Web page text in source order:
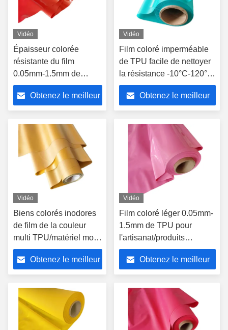
Vidéo
Épaisseur colorée
résistante du film
0.05mm-1.5mm de
l'hydrolyse TPU pour
des sacs à main de
chaussures
Obtenez le meilleur
Vidéo
Film coloré imperméable
de TPU facile de nettoyer
la résistance -10°C-120°C
de la température
Obtenez le meilleur
Vidéo
Biens colorés inodores
de film de la couleur
multi TPU/matériel mou
pour des sacs à main de
chaussures
Obtenez le meilleur
Vidéo
Film coloré léger 0.05mm-
1.5mm de TPU pour
l'artisanat/produits
gonflables
Obtenez le meilleur